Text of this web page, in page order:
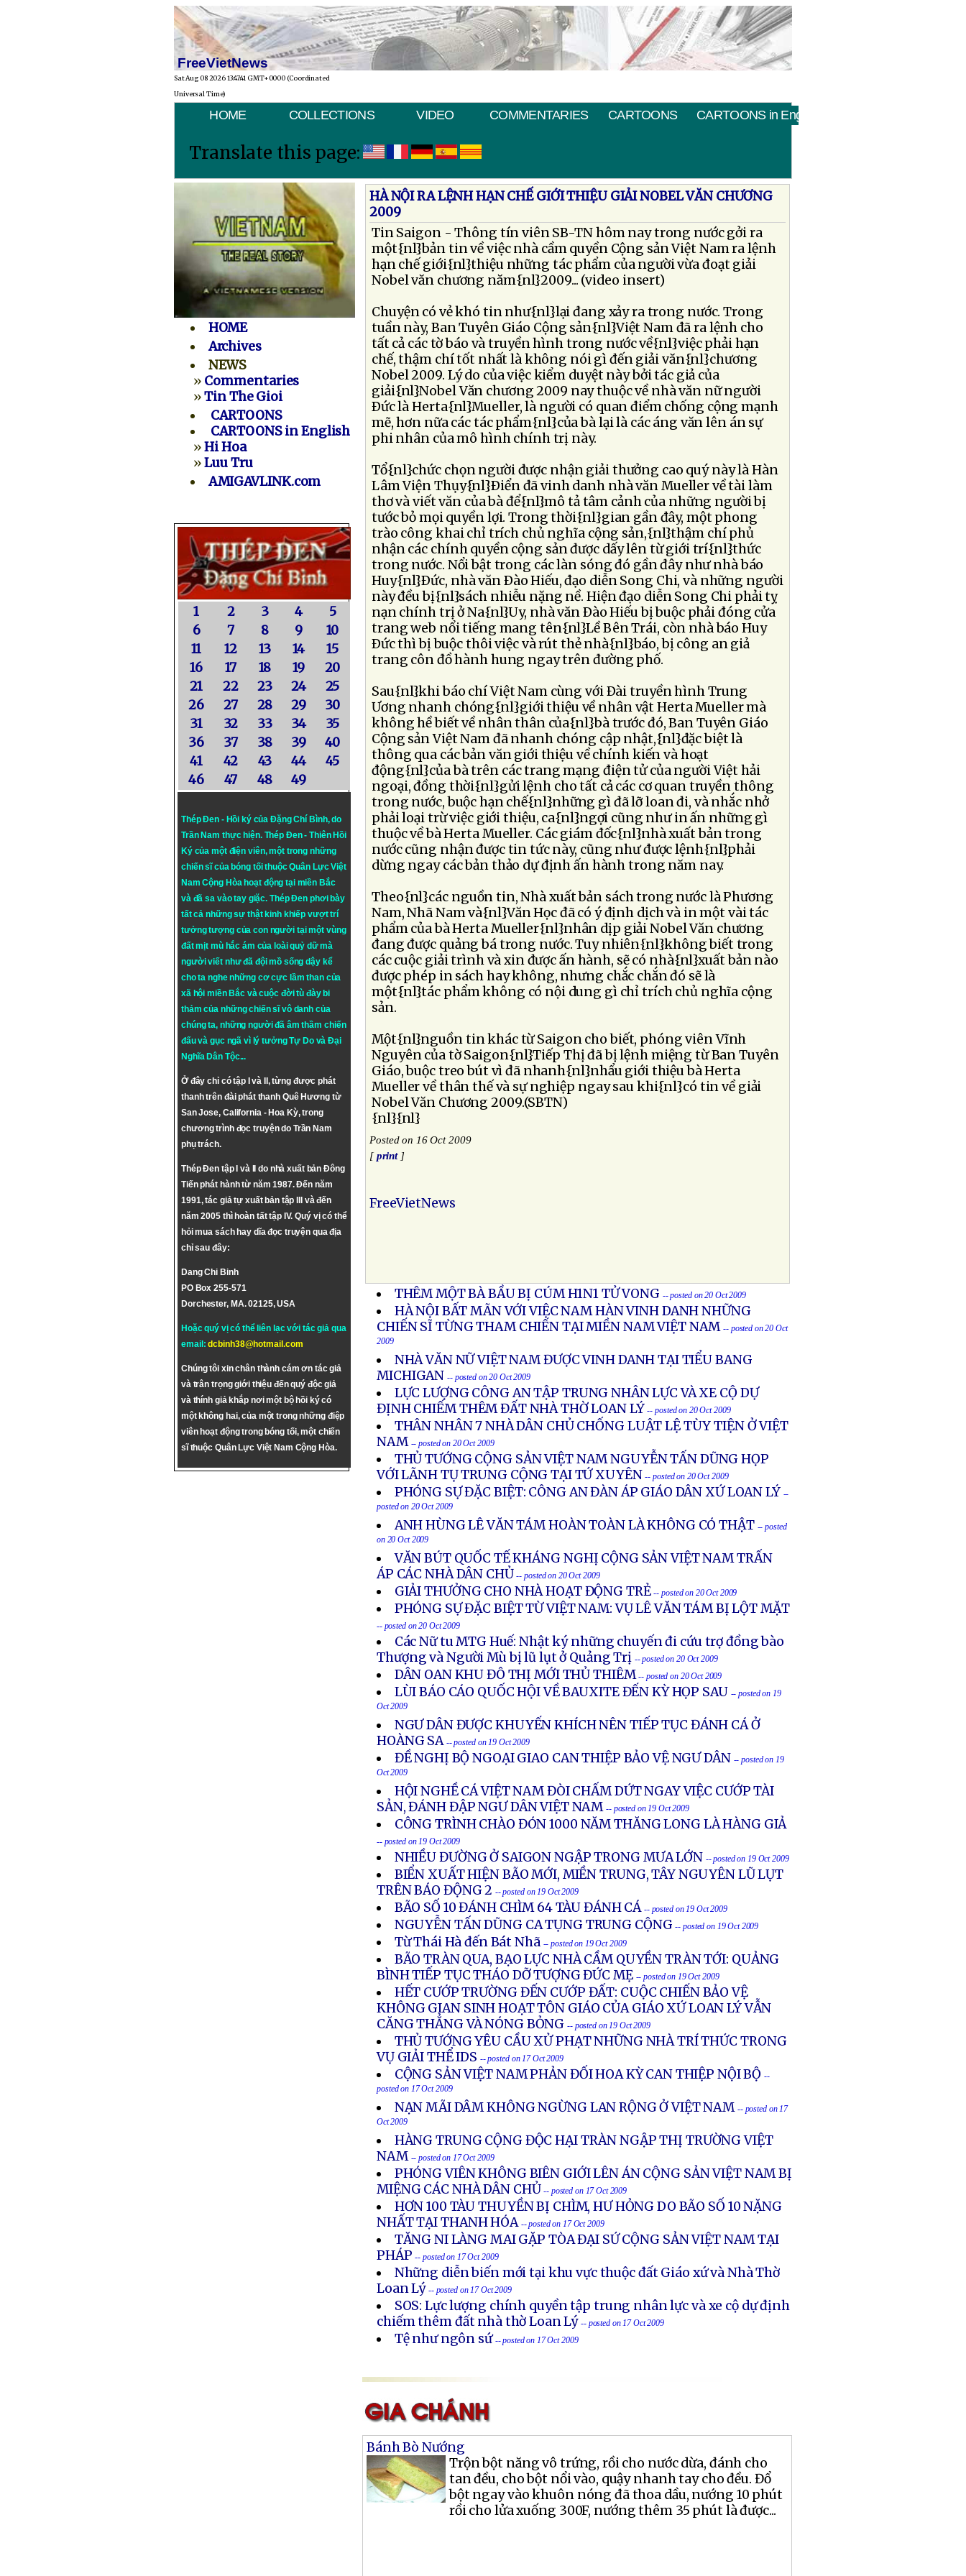
FreeVietNews
Sat Aug 08 2026 13:47:41 GMT+0000 (Coordinated
Universal Time)
HOME COLLECTIONS VIDEO COMMENTARIES CARTOONS CARTOONS in English
Translate this page:
HOME
Archives
NEWS
» Commentaries
»Tin The Gioi
CARTOONS
CARTOONS in English
»Hi Hoa
»Luu Tru
AMIGAVLINK.com
1 2 3 4
5
6
7 8 9
10
11
12 13 14
15
16
17 18 19
20
21
22 23 24
25
26
27 28 29
30
31
32 33 34
35
36
37 38 39
40
41
42 43 44
45
46
47 48 49
Thép Đen - Hồi ký của Đặng Chí Bình, do
Trần Nam thực hiện. Thép Đen- Thiên Hồi
Ký của một điện viên, một trong những
chiến sĩ của bóng tối thuộc Quân Lực Việt
Nam Cộng Hòa hoạt động tại miền Bắc
và đã sa vào tay giặc. Thép Đen phơi bày
tất cả những sự thật kinh khiếp vượt trí
tưởng tượng của con người tại một vùng
đất mịt mù hắc ám của loài quỷ dữ mà
người viết như đã đội mồ sống dậy kể
cho ta nghe những cơ cực lầm than của
xã hội miền Bắc và cuộc đời tù đày bi
thảm của những chiến sĩ vô danh của
chúng ta, những người đã âm thầm chiến
đấu và gục ngã vì lý tưởngTự DovàĐại
Nghĩa Dân Tộc...
Ở đây chỉ có tập I và II, từng được phát
thanh trên đài phát thanh Quê Hương từ
San Jose, California - Hoa Kỳ, trong
chương trình đọc truyện do Trần Nam
phụ trách.
Thép Đen tập I và II do nhà xuất bản Đông
Tiến phát hành từ năm 1987. Đến năm
1991, tác giả tự xuất bản tập III và đến
năm 2005 thì hoàn tất tập IV. Quý vị có thể
hỏi mua sách hay dĩa đọc truyện qua địa
chỉ sau đây:
Dang Chi Binh
PO Box 255-571
Dorchester, MA. 02125, USA
Hoặc quý vị có thể liên lạc với tác giả qua
email:dcbinh38@hotmail.com
Chúng tôi xin chân thành cám ơn tác giả
và trân trọng giới thiệu đến quý độc giả
và thính giả khắp nơi một bộ hồi ký có
một không hai, của một trong những điệp
viên hoạt động trong bóng tối, một chiến
sĩ thuộc Quân Lực Việt Nam Cộng Hòa.
HÀ NỘI RA LỆNH HẠN CHẾ GIỚI THIỆU GIẢI NOBEL VĂN CHƯƠNG
2009
Tin Saigon - Thông tín viên SB-TN hôm nay trong nước gởi ra
một{nl}bản tin về việc nhà cầm quyền Cộng sản Việt Nam ra lệnh
hạn chế giới{nl}thiệu những tác phẩm của người vừa đoạt giải
Nobel văn chương năm{nl}2009... (video insert)
Chuyện có vẻ khó tin như{nl}lại đang xảy ra trong nước. Trong
tuần này, Ban Tuyên Giáo Cộng sản{nl}Việt Nam đã ra lệnh cho
tất cả các tờ báo và truyền hình trong nước về{nl}việc phải hạn
chế, thậm chí tốt nhất là không nói gì đến giải văn{nl}chương
Nobel 2009. Lý do của việc kiểm duyệt này bởi tác giả của
giải{nl}Nobel Văn chương 2009 nay thuộc về nhà văn nữ người
Ðức là Herta{nl}Mueller, là người có quan điểm chống cộng mạnh
mẽ, hơn nữa các tác phẩm{nl}của bà lại là các áng văn lên án sự
phi nhân của mô hình chính trị này.
Tổ{nl}chức chọn người được nhận giải thưởng cao quý này là Hàn
Lâm Viện Thụy{nl}Ðiển đã vinh danh nhà văn Mueller về tài làm
thơ và viết văn của bà để{nl}mô tả tâm cảnh của những người bị
tước bỏ mọi quyền lợi. Trong thời{nl}gian gần đây, một phong
trào công khai chỉ trích chủ nghĩa cộng sản,{nl}thậm chí phủ
nhận các chính quyền cộng sản được dấy lên từ giới trí{nl}thức
trong nước. Nổi bật trong các làn sóng đó gần đây như nhà báo
Huy{nl}Ðức, nhà văn Ðào Hiếu, đạo diễn Song Chi, và những người
này đều bị{nl}sách nhiễu nặng nề. Hiện đạo diễn Song Chi phải tỵ
nạn chính trị ở Na{nl}Uy, nhà văn Ðào Hiếu bị buộc phải đóng cửa
trang web nổi tiếng mang tên{nl}Lề Bên Trái, còn nhà báo Huy
Ðức thì bị buộc thôi việc và rút thẻ nhà{nl}báo, bị công an giả
trang côn đồ hành hung ngay trên đường phố.
Sau{nl}khi báo chí Việt Nam cùng với Ðài truyền hình Trung
Ương nhanh chóng{nl}giới thiệu về nhân vật Herta Mueller mà
không hề biết về nhân thân của{nl}bà trước đó, Ban Tuyên Giáo
Cộng sản Việt Nam đã nhanh chóng cập nhật,{nl}đặc biệt là
thông qua các bản văn giới thiệu về chính kiến và hoạt
động{nl}của bà trên các trang mạng điện tử của người Việt hải
ngoại, đồng thời{nl}gửi lệnh cho tất cả các cơ quan truyền thông
trong nước, buộc hạn chế{nl}những gì đã lỡ loan đi, và nhắc nhở
phải loại trừ việc giới thiệu, ca{nl}ngợi cũng như in ấn những gì
thuộc về bà Herta Mueller. Các giám đốc{nl}nhà xuất bản trong
nước cũng nhận được tin tức này, cũng như được lệnh{nl}phải
dừng ngay các bản thảo dự định ấn hành trong năm nay.
Theo{nl}các nguồn tin, Nhà xuất bản sách trong nước là Phương
Nam, Nhã Nam và{nl}Văn Học đã có ý định dịch và in một vài tác
phẩm của bà Herta Mueller{nl}nhân dịp giải Nobel Văn chương
đang được quảng bá trong nước. Tuy nhiên{nl}không biết trong
các cuộc giải trình và xin được ấn hành, sẽ có nhà{nl}xuất bản nào
được phép in sách hay không, nhưng chắc chắn đó sẽ là
một{nl}tác phẩm không có nội dung gì chỉ trích chủ nghĩa cộng
sản.
Một{nl}nguồn tin khác từ Saigon cho biết, phóng viên Vĩnh
Nguyên của tờ Saigon{nl}Tiếp Thị đã bị lệnh miệng từ Ban Tuyên
Giáo, buộc treo bút vì đã nhanh{nl}nhẩu giới thiệu bà Herta
Mueller về thân thế và sự nghiệp ngay sau khi{nl}có tin về giải
Nobel Văn Chương 2009.(SBTN)
{nl}{nl}
Posted on 16 Oct 2009
[print]
FreeVietNews
THÊM MỘT BÀ BẦU BỊ CÚM H1N1 TỬ VONG -- posted on 20 Oct 2009
HÀ NỘI BẤT MÃN VỚI VIỆC NAM HÀN VINH DANH NHỮNG
CHIẾN SĨ TỪNG THAM CHIẾN TẠI MIỀN NAM VIỆT NAM -- posted on 20 Oct
2009
NHÀ VĂN NỮ VIỆT NAM ĐƯỢC VINH DANH TẠI TIỂU BANG
MICHIGAN -- posted on 20 Oct 2009
LỰC LƯỢNG CÔNG AN TẬP TRUNG NHÂN LỰC VÀ XE CỘ DỰ
ĐỊNH CHIẾM THÊM ĐẤT NHÀ THỜ LOAN LÝ -- posted on 20 Oct 2009
THÂN NHÂN 7 NHÀ DÂN CHỦ CHỐNG LUẬT LỆ TÙY TIỆN Ở VIỆT
NAM -- posted on 20 Oct 2009
THỦ TƯỚNG CỘNG SẢN VIỆT NAM NGUYỄN TẤN DŨNG HỌP
VỚI LÃNH TỤ TRUNG CỘNG TẠI TỨ XUYÊN -- posted on 20 Oct 2009
PHÓNG SỰ ĐẶC BIỆT: CÔNG AN ĐÀN ÁP GIÁO DÂN XỨ LOAN LÝ --
posted on 20 Oct 2009
ANH HÙNG LÊ VĂN TÁM HOÀN TOÀN LÀ KHÔNG CÓ THẬT -- posted
on 20 Oct 2009
VĂN BÚT QUỐC TẾ KHÁNG NGHỊ CỘNG SẢN VIỆT NAM TRẤN
ÁP CÁC NHÀ DÂN CHỦ -- posted on 20 Oct 2009
GIẢI THƯỞNG CHO NHÀ HOẠT ĐỘNG TRẺ -- posted on 20 Oct 2009
PHÓNG SỰ ĐẶC BIỆT TỪ VIỆT NAM: VỤ LÊ VĂN TÁM BỊ LỘT MẶT
-- posted on 20 Oct 2009
Các Nữ tu MTG Huế: Nhật ký những chuyến đi cứu trợ đồng bào
Thượng và Người Mù bị lũ lụt ở Quảng Trị -- posted on 20 Oct 2009
DÂN OAN KHU ĐÔ THỊ MỚI THỦ THIÊM -- posted on 20 Oct 2009
LÙI BÁO CÁO QUỐC HỘI VỀ BAUXITE ĐẾN KỲ HỌP SAU -- posted on 19
Oct 2009
NGƯ DÂN ĐƯỢC KHUYẾN KHÍCH NÊN TIẾP TỤC ĐÁNH CÁ Ở
HOÀNG SA -- posted on 19 Oct 2009
ĐỀ NGHỊ BỘ NGOẠI GIAO CAN THIỆP BẢO VỆ NGƯ DÂN -- posted on 19
Oct 2009
HỘI NGHỀ CÁ VIỆT NAM ĐÒI CHẤM DỨT NGAY VIỆC CƯỚP TÀI
SẢN, ĐÁNH ĐẬP NGƯ DÂN VIỆT NAM -- posted on 19 Oct 2009
CÔNG TRÌNH CHÀO ĐÓN 1000 NĂM THĂNG LONG LÀ HÀNG GIẢ
-- posted on 19 Oct 2009
NHIỀU ĐƯỜNG Ở SAIGON NGẬP TRONG MƯA LỚN -- posted on 19 Oct 2009
BIỂN XUẤT HIỆN BÃO MỚI, MIỀN TRUNG, TÂY NGUYÊN LŨ LỤT
TRÊN BÁO ĐỘNG 2 -- posted on 19 Oct 2009
BÃO SỐ 10 ĐÁNH CHÌM 64 TÀU ĐÁNH CÁ -- posted on 19 Oct 2009
NGUYỄN TẤN DŨNG CA TỤNG TRUNG CỘNG -- posted on 19 Oct 2009
Từ Thái Hà đến Bát Nhã -- posted on 19 Oct 2009
BÃO TRÀN QUA, BẠO LỰC NHÀ CẦM QUYỀN TRÀN TỚI: QUẢNG
BÌNH TIẾP TỤC THÁO DỠ TƯỢNG ĐỨC MẸ -- posted on 19 Oct 2009
HẾT CƯỚP TRƯỜNG ĐẾN CƯỚP ĐẤT: CUỘC CHIẾN BẢO VỆ
KHÔNG GIAN SINH HOẠT TÔN GIÁO CỦA GIÁO XỨ LOAN LÝ VẪN
CĂNG THẲNG VÀ NÓNG BỎNG -- posted on 19 Oct 2009
THỦ TƯỚNG YÊU CẦU XỬ PHẠT NHỮNG NHÀ TRÍ THỨC TRONG
VỤ GIẢI THỂ IDS -- posted on 17 Oct 2009
CỘNG SẢN VIỆT NAM PHẢN ĐỐI HOA KỲ CAN THIỆP NỘI BỘ --
posted on 17 Oct 2009
NẠN MÃI DÂM KHÔNG NGỪNG LAN RỘNG Ở VIỆT NAM -- posted on 17
Oct 2009
HÀNG TRUNG CỘNG ĐỘC HẠI TRÀN NGẬP THỊ TRƯỜNG VIỆT
NAM -- posted on 17 Oct 2009
PHÓNG VIÊN KHÔNG BIÊN GIỚI LÊN ÁN CỘNG SẢN VIỆT NAM BỊ
MIỆNG CÁC NHÀ DÂN CHỦ -- posted on 17 Oct 2009
HƠN 100 TÀU THUYỀN BỊ CHÌM, HƯ HỎNG DO BÃO SỐ 10 NẶNG
NHẤT TẠI THANH HÓA -- posted on 17 Oct 2009
TĂNG NI LÀNG MAI GẶP TÒA ĐẠI SỨ CỘNG SẢN VIỆT NAM TẠI
PHÁP -- posted on 17 Oct 2009
Những diễn biến mới tại khu vực thuộc đất Giáo xứ và Nhà Thờ
Loan Lý -- posted on 17 Oct 2009
SOS: Lực lượng chính quyền tập trung nhân lực và xe cộ dự định
chiếm thêm đất nhà thờ Loan Lý -- posted on 17 Oct 2009
Tệ như ngôn sứ -- posted on 17 Oct 2009
Bánh Bò Nướng
Trộn bột năng vô trứng, rồi cho nước dừa, đánh cho
tan đều, cho bột nổi vào, quậy nhanh tay cho đều. Đổ
bột ngay vào khuôn nóng đã thoa dầu, nướng 10 phút
rồi cho lửa xuống 300F, nướng thêm 35 phút là được...